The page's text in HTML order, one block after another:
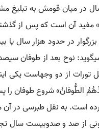
در میان قومش به تبلیغ
مفید آن است که پس از
بزرگوار در حدود هزار
نوح بعد از طوفان
از دو وجه‏است یکی
الطُّوفانُ» شروع طوفان را
است. به نقل طبرسی در
از صد و صدوبیست سال